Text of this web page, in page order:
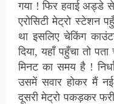
गया ! फिर हवाई अड्डे
एरोसिटी मेट्रो स्टेशन
था इसलिए चेकिंग
दिया, यहाँ पहुँचा तो
मिनट का समय है !
उसमें सवार होकर मैं
दूसरी मेट्रो पकड़कर